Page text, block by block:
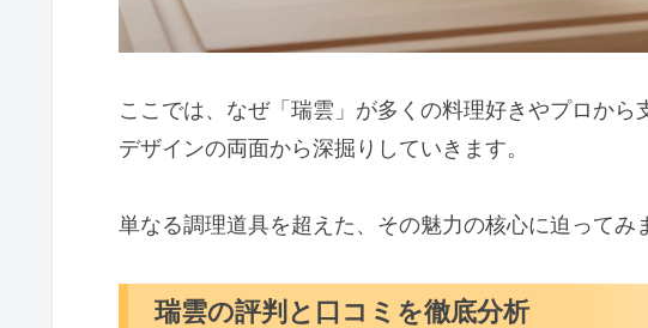
ここでは、なぜ「瑞雲」が多くの料理好きやプロから
デザインの両面から深掘りしていきます。
単なる調理道具を超えた、その魅力の核心に迫ってみ
瑞雲の評判と口コミを徹底分析